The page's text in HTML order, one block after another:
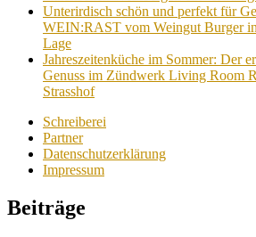
Unterirdisch schön und perfekt für
WEIN:RAST vom Weingut Burger
Lage
Jahreszeitenküche im Sommer: Der
Genuss im Zündwerk Living Room
Strasshof
Schreiberei
Partner
Datenschutzerklärung
Impressum
Beiträge